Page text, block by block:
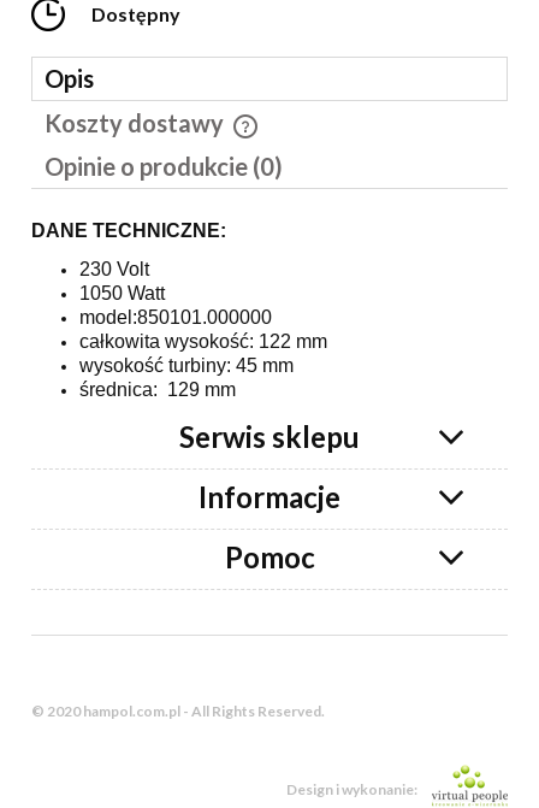
Dostępny
Opis
Koszty dostawy
Cena nie zawiera ewentualnych kosztów płatności
Opinie o produkcie (0)
DANE TECHNICZNE:
230 Volt
1050 Watt
model:850101.000000
całkowita wysokość: 122 mm
wysokość turbiny: 45 mm
średnica: 129 mm
Serwis sklepu
Informacje
Pomoc
© 2020 hampol.com.pl - All Rights Reserved.
Design i wykonanie: